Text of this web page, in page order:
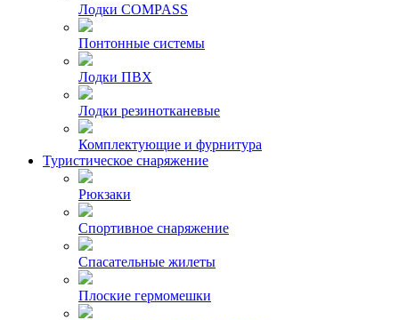
Лодки COMPASS
Понтонные системы
Лодки ПВХ
Лодки резинотканевые
Комплектующие и фурнитура
Туристическое снаряжение
Рюкзаки
Спортивное снаряжение
Спасательные жилеты
Плоские гермомешки